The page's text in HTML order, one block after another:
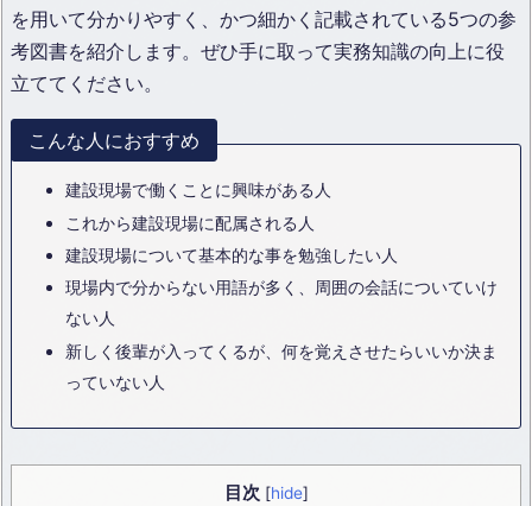
を用いて分かりやすく、かつ細かく記載されている5つの参
考図書を紹介します。ぜひ手に取って実務知識の向上に役
立ててください。
こんな人におすすめ
建設現場で働くことに興味がある人
これから建設現場に配属される人
建設現場について基本的な事を勉強したい人
現場内で分からない用語が多く、周囲の会話についていけ
ない人
新しく後輩が入ってくるが、何を覚えさせたらいいか決ま
っていない人
目次 [hide]